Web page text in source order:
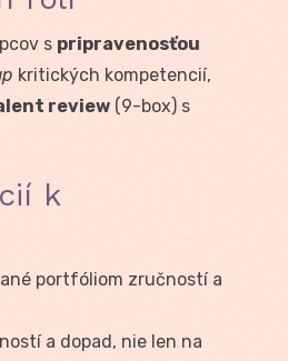
s pripravenosťou
kritických kompetencií,
review (9-box) s
k
portfóliom zručností a
a dopad, nie len na